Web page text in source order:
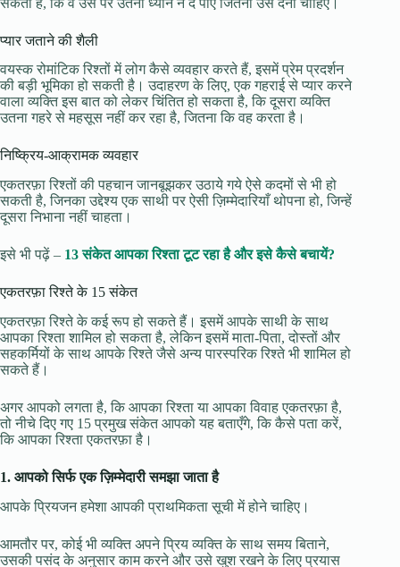
प्यार जताने की शैली
वयस्क रोमांटिक रिश्तों में लोग कैसे व्यवहार करते हैं, इसमें प्रेम प्रदर्शन
की बड़ी भूमिका हो सकती है। उदाहरण के लिए, एक गहराई से प्यार करने
वाला व्यक्ति इस बात को लेकर चिंतित हो सकता है, कि दूसरा व्यक्ति
उतना गहरे से महसूस नहीं कर रहा है, जितना कि वह करता है।
निष्क्रिय-आक्रामक व्यवहार
एकतरफ़ा रिश्तों की पहचान जानबूझकर उठाये गये ऐसे कदमों से भी हो
सकती है, जिनका उद्देश्य एक साथी पर ऐसी ज़िम्मेदारियाँ थोपना हो, जिन्हें
दूसरा निभाना नहीं चाहता।
इसे भी पढ़ें – 13 संकेत आपका रिश्ता टूट रहा है और इसे कैसे बचायें?
एकतरफ़ा रिश्ते के 15 संकेत
एकतरफ़ा रिश्ते के कई रूप हो सकते हैं। इसमें आपके साथी के साथ
आपका रिश्ता शामिल हो सकता है, लेकिन इसमें माता-पिता, दोस्तों और
सहकर्मियों के साथ आपके रिश्ते जैसे अन्य पारस्परिक रिश्ते भी शामिल हो
सकते हैं।
अगर आपको लगता है, कि आपका रिश्ता या आपका विवाह एकतरफ़ा है,
तो नीचे दिए गए 15 प्रमुख संकेत आपको यह बताएँगे, कि कैसे पता करें,
कि आपका रिश्ता एकतरफ़ा है।
1. आपको सिर्फ एक ज़िम्मेदारी समझा जाता है
आपके प्रियजन हमेशा आपकी प्राथमिकता सूची में होने चाहिए।
आमतौर पर, कोई भी व्यक्ति अपने प्रिय व्यक्ति के साथ समय बिताने,
उसकी पसंद के अनुसार काम करने और उसे खुश रखने के लिए प्रयास